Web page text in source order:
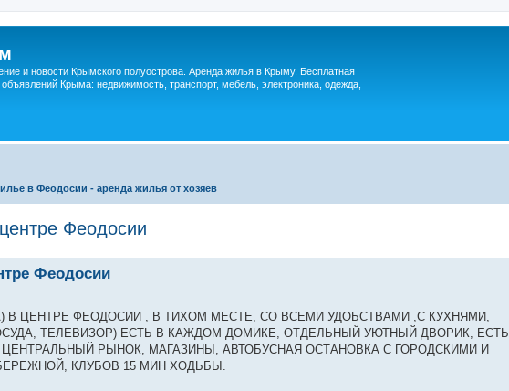
и новости Крымского полуострова. Аренда жилья в Крыму. Бесплатная
Крыма: недвижимость, транспорт, мебель, электроника, одежда,
в Феодосии - аренда жилья от хозяев
Феодосии
Феодосии
ЦЕНТРЕ ФЕОДОСИИ , В ТИХОМ МЕСТЕ, СО ВСЕМИ УДОБСТВАМИ ,С КУХНЯМИ,
ТЕЛЕВИЗОР) ЕСТЬ В КАЖДОМ ДОМИКЕ, ОТДЕЛЬНЫЙ УЮТНЫЙ ДВОРИК, ЕСТЬ
РЫНОК, МАГАЗИНЫ, АВТОБУСНАЯ ОСТАНОВКА С ГОРОДСКИМИ И
КЛУБОВ 15 МИН ХОДЬБЫ.